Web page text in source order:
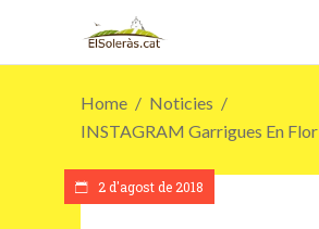
Home
Noticies
INSTAGRAM Garrigues En Flor
2 d'agost de 2018